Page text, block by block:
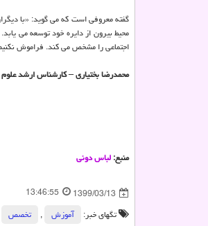
گفته معروفی است که می گوید: «با
محیط بیرون از دایره خود توسعه می
اجتماعی را مشخص می کند. فراموش
محمدرضا بختیاری – کارشناس ارشد علوم
منبع:لباس دونی
1399/03/13
13:46:55
تگهای خبر:
آموزش , تخصص